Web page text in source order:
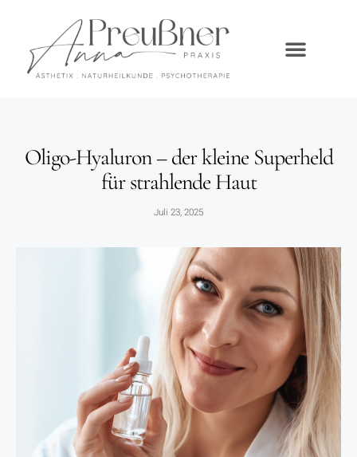
Oligo-Hyaluron – der kleine Superheld
für strahlende Haut
Juli 23, 2025